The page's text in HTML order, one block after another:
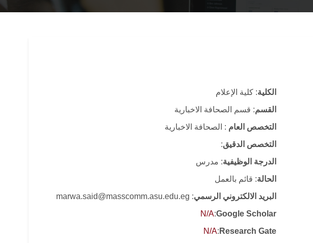
الكلية: كلية الإعلام
القسم: قسم الصحافة الاخبارية
التخصص العام : الصحافة الاخبارية
التخصص الدقيق:
الدرجة الوظيفية: مدرس
الحالة: قائم بالعمل
البريد الالكتروني الرسمي: marwa.said@masscomm.asu.edu.eg
Google Scholar
:
N/A
Research Gate
:
N/A